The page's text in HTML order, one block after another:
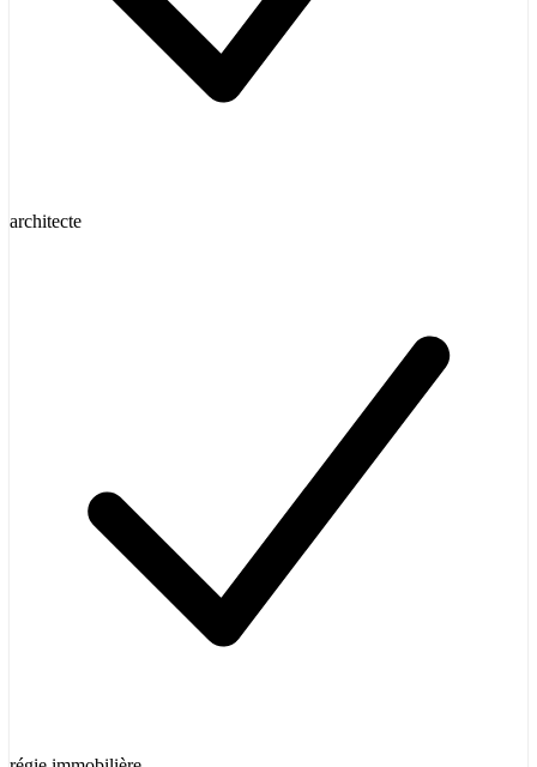
architecte